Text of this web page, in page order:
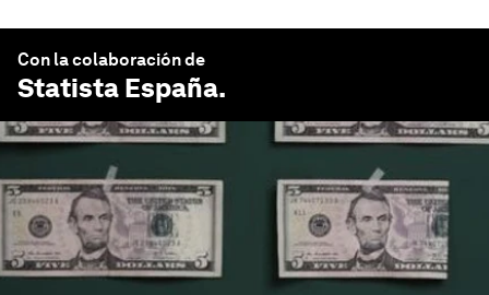
Con la colaboración de
Statista España.